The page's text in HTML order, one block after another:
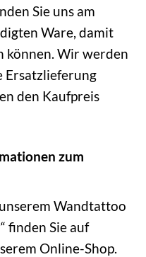
Sie uns am
Ware, damit
können. Wir werden
Ersatzlieferung
den Kaufpreis
zum
Wandtattoo
finden Sie auf
Online-Shop.